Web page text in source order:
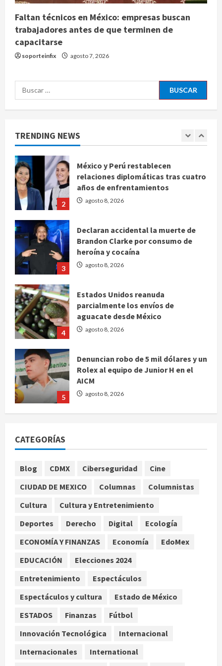
Faltan técnicos en México: empresas buscan
trabajadores antes de que terminen de
capacitarse
soporteinfix agosto 7, 2026
Buscar:
TRENDING NEWS
Denuncian robo de 5 mil dólares y un
AICM
1
EE. UU. reconoce apoyo de
Sheinbaum contra el narco pero
2
México y Perú restablecen
relaciones diplomáticas tras cuatro
años de enfrentamientos
agosto 8, 2026
3
Declaran accidental la muerte de
Brandon Clarke por consumo de
heroína y cocaína
agosto 8, 2026
4
Estados Unidos reanuda
parcialmente los envíos de
aguacate desde México
agosto 8, 2026
5
Denuncian robo de 5 mil dólares y un
Rolex al equipo de Junior H en el
AICM
agosto 8, 2026
México y Perú restablecen
años de enfrentamientos
agosto 8, 2026
Brandon Clarke por consumo de
heroína y cocaína
4
Estados Unidos reanuda
aguacate desde México
agosto 8, 2026
CATEGORÍAS
Blog CDMX Ciberseguridad
Cine
CIUDAD DE MEXICO
Columnas
Columnistas
Cultura
Cultura y Entretenimiento
Deportes
Derecho Digital
Ecología
ECONOMÍA Y FINANZAS
Economía
EdoMex
EDUCACIÓN
Elecciones 2024
Entretenimiento
Espectáculos
Espectáculos y cultura
Estado de México
ESTADOS
Finanzas
Fútbol
Innovación Tecnológica
Internacional
Internacionales
International